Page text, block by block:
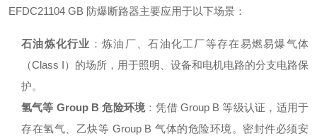
EFDC21104 GB 防爆断路器主要应用于以下场景：
石油炼化行业 ：炼油厂、石油化工厂等存在易燃易爆气体
（Class I）的场所，用于照明、设备和电机电路的分支电路保
护。
氢气等 Group B 危险环境：凭借 Group B 等级认证，适用于
存在氢气、乙炔等 Group B 气体的危险环境 。密封件必须安